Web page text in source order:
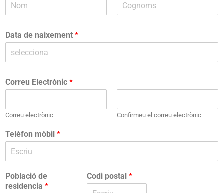
o
m
m
Data de naixement *
Correu Electrònic *
Correu electrònic Confirmeu el correu electrònic
Telèfon mòbil *
Població de
residencia *
Codi postal *